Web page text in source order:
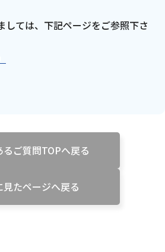
よくあるご質問
Webメール
しては、下記ページをご参照下さ
るご質問TOPへ戻る
見たページへ戻る